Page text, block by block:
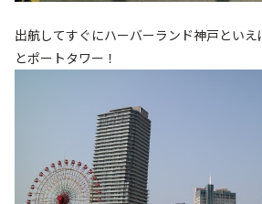
出航してすぐにハーバーランド神戸とい
とポートタワー！